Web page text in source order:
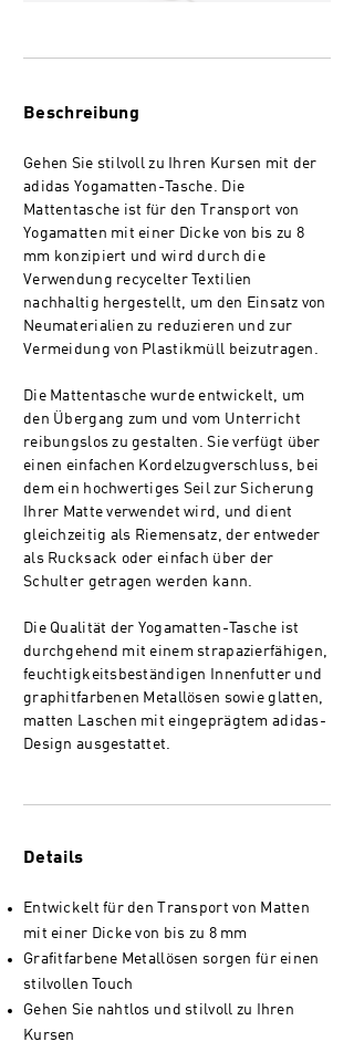
Beschreibung
Gehen Sie stilvoll zu Ihren Kursen mit der
adidas Yogamatten-Tasche. Die
Mattentasche ist für den Transport von
Yogamatten mit einer Dicke von bis zu 8
mm konzipiert und wird durch die
Verwendung recycelter Textilien
nachhaltig hergestellt, um den Einsatz von
Neumaterialien zu reduzieren und zur
Vermeidung von Plastikmüll beizutragen.
Die Mattentasche wurde entwickelt, um
den Übergang zum und vom Unterricht
reibungslos zu gestalten. Sie verfügt über
einen einfachen Kordelzugverschluss, bei
dem ein hochwertiges Seil zur Sicherung
Ihrer Matte verwendet wird, und dient
gleichzeitig als Riemensatz, der entweder
als Rucksack oder einfach über der
Schulter getragen werden kann.
Die Qualität der Yogamatten-Tasche ist
durchgehend mit einem strapazierfähigen,
feuchtigkeitsbeständigen Innenfutter und
graphitfarbenen Metallösen sowie glatten,
matten Laschen mit eingeprägtem adidas-
Design ausgestattet.
Details
Entwickelt für den Transport von Matten
mit einer Dicke von bis zu 8 mm
Grafitfarbene Metallösen sorgen für einen
stilvollen Touch
Gehen Sie nahtlos und stilvoll zu Ihren
Kursen